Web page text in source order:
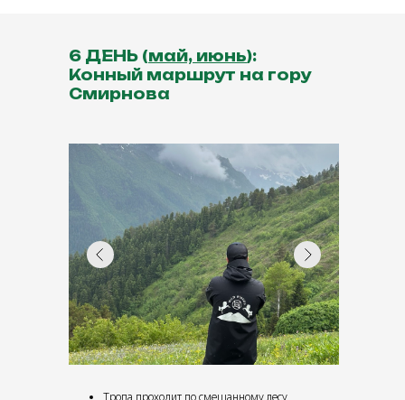
Тропа проходит по смешанному лесу,
6 ДЕНЬ (май, июнь):
Конный маршрут на гору
Смирнова